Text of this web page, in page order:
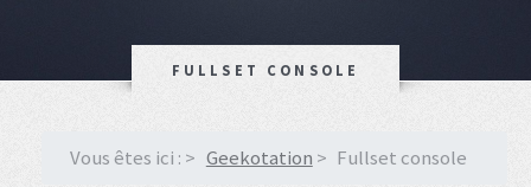
FULLSET CONSOLE
Vous êtes ici : Geekotation Fullset console